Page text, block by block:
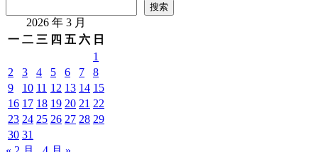
搜索
2026 年 3 月
一 二 三 四 五 六 日
1
2
3 4 5 6 7
8
9
10 11 12 13 14 15
16 17 18 19 20 21 22
23 24 25 26 27 28 29
30 31